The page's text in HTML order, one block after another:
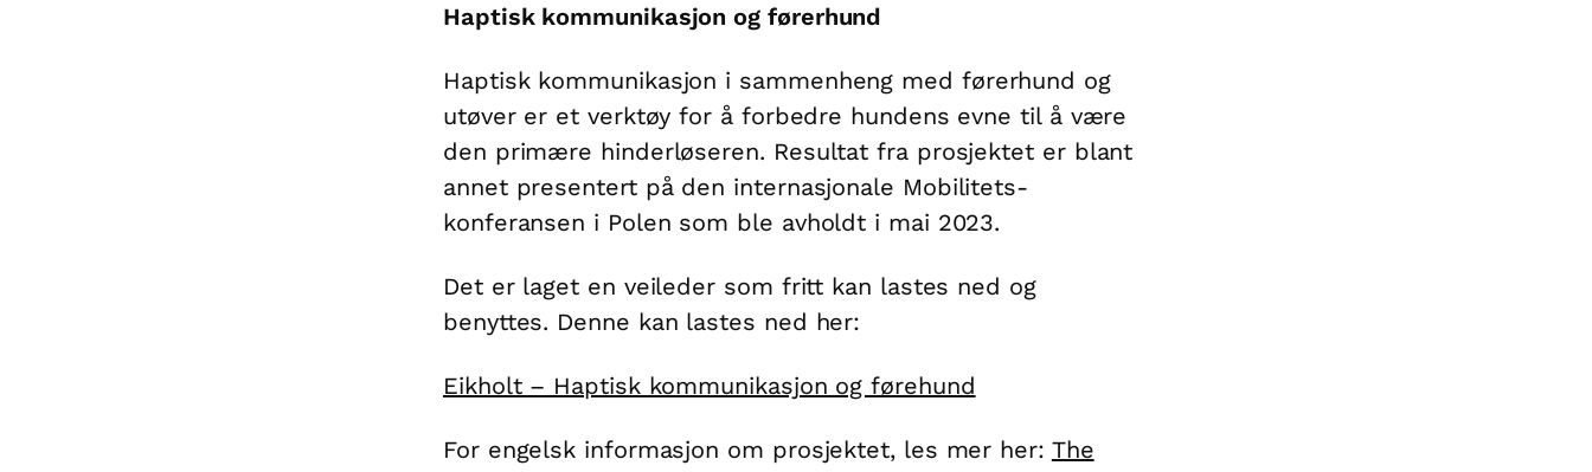
Haptisk kommunikasjon og førerhund
Haptisk kommunikasjon i sammenheng med førerhund og
utøver er et verktøy for å forbedre hundens evne til å være
den primære hinderløseren. Resultat fra prosjektet er blant
annet presentert på den internasjonale Mobilitets-
konferansen i Polen som ble avholdt i mai 2023.
Det er laget en veileder som fritt kan lastes ned og
benyttes. Denne kan lastes ned her:
Eikholt – Haptisk kommunikasjon og førehund
For engelsk informasjon om prosjektet, les mer her: The